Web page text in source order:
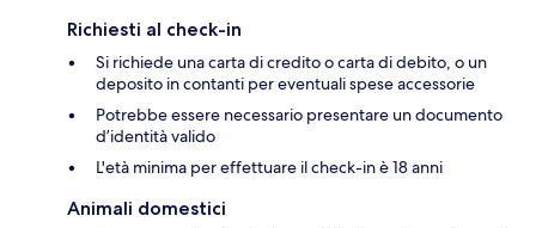
Richiesti al check-in
Si richiede una carta di credito o carta di debito, o un
deposito in contanti per eventuali spese accessorie
Potrebbe essere necessario presentare un documento
d’identità valido
L'età minima per effettuare il check-in è 18 anni
Animali domestici